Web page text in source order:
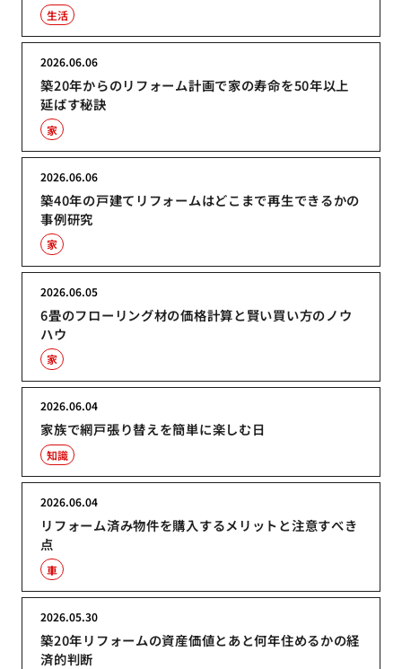
生活
築20年からのリフォーム計画で家の寿命を50年以上
延ばす秘訣
2026.06.06
家
築40年の戸建てリフォームはどこまで再生できるかの
事例研究
2026.06.06
家
6畳のフローリング材の価格計算と賢い買い方のノウ
ハウ
2026.06.05
家
家族で網戸張り替えを簡単に楽しむ日
2026.06.04
知識
リフォーム済み物件を購入するメリットと注意すべき
点
2026.06.04
車
築20年リフォームの資産価値とあと何年住めるかの経
済的判断
2026.05.30